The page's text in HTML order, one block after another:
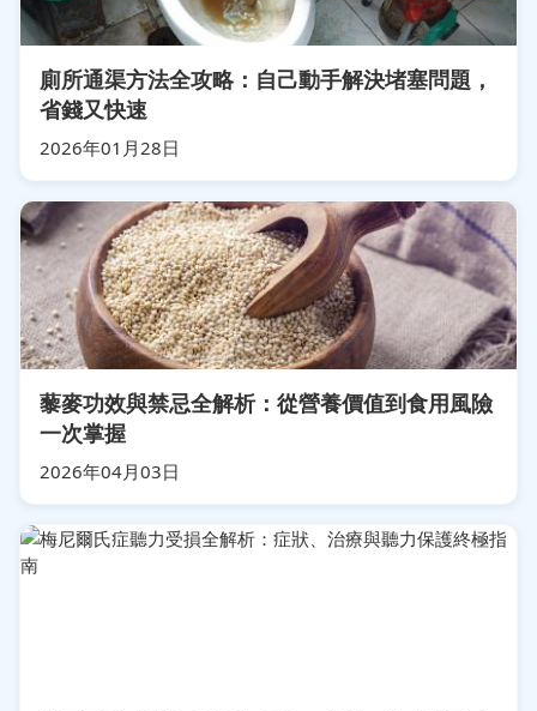
廁所通渠方法全攻略：自己動手解決堵塞問題，
省錢又快速
2026年01月28日
藜麥功效與禁忌全解析：從營養價值到食用風險
一次掌握
2026年04月03日